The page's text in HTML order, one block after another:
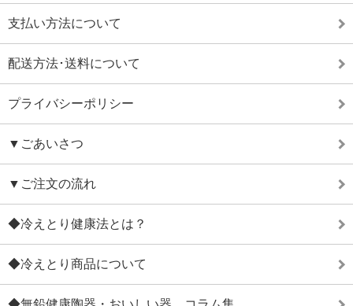
支払い方法について
配送方法･送料について
プライバシーポリシー
▼ごあいさつ
▼ご注文の流れ
◆冷えとり健康法とは？
◆冷えとり商品について